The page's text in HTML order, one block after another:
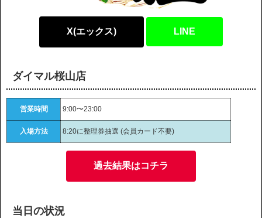
X(エックス) LINE
ダイマル桜山店
営業時間 9:00〜23:00
入場方法 8:20に整理券抽選 (会員カード不要)
過去結果はコチラ
当日の状況